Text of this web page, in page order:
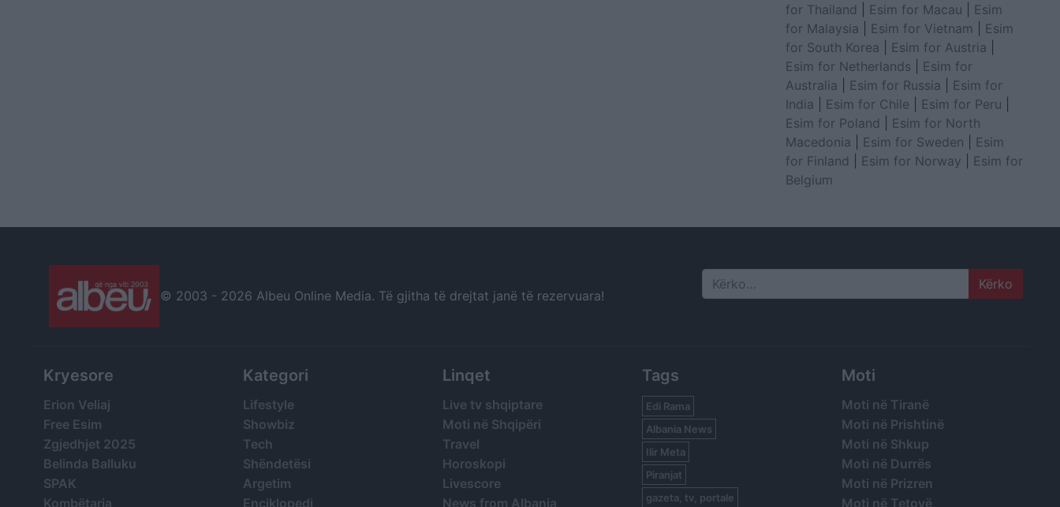
for Thailand
Esim for Macau
Esim
for Malaysia
Esim for Vietnam
Esim
for South Korea
Esim for Austria
Esim for Netherlands
Esim for
Australia
Esim for Russia
Esim for
India
Esim for Chile Esim for Peru
Esim for Poland
Esim for North
Macedonia
Esim for Sweden
Esim
for Finland
Esim for Norway
Esim for
Belgium
© 2003 - 2026 Albeu Online Media. Të gjitha të drejtat janë të rezervuara! Search
Kryesore
Erion Veliaj
Free Esim
Zgjedhjet 2025
Belinda Balluku
SPAK
Kombëtarja
Kategori
Lifestyle
Showbiz
Tech
Shëndetësi
Argetim
Enciklopedi
Linqet
Live tv shqiptare
Moti në Shqipëri
Travel
Horoskopi
Livescore
News from Albania
Tags
Edi Rama
Albania News
Ilir Meta
Piranjat
gazeta, tv, portale
Moti
Moti në Tiranë
Moti në Prishtinë
Moti në Shkup
Moti në Durrës
Moti në Prizren
Moti në Tetovë